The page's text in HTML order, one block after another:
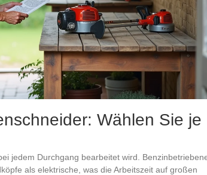
Wählen Sie je
jedem Durchgang bearbeitet wird.
als elektrische, was die Arbeitszeit auf großen